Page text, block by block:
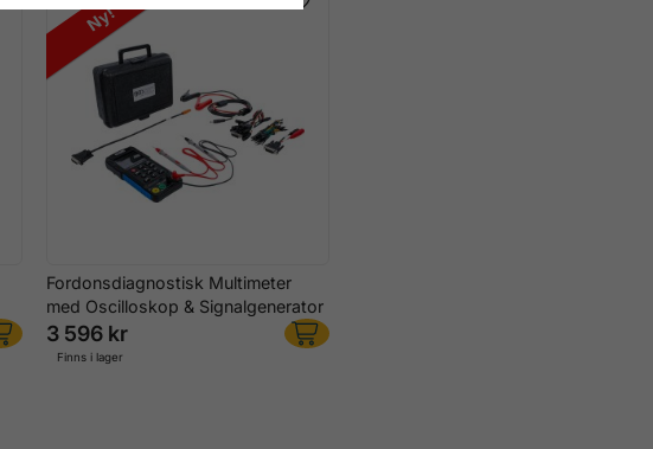
Ny!
Fordonsdiagnostisk Multimeter
med Oscilloskop & Signalgenerator
3 596 kr
Finns i lager